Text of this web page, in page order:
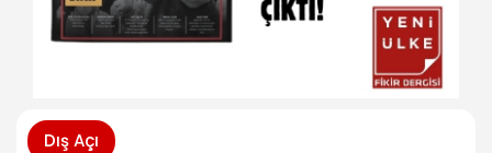
Dış Açı